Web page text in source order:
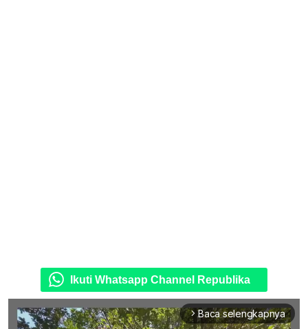
Ikuti Whatsapp Channel Republika
arrow_forward_ios Baca selengkapnya